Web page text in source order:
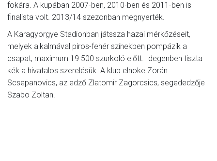
fokára. A kupában 2007-ben, 2010-ben és 2011-ben is
finalista volt. 2013/14 szezonban megnyerték.
A Karagyorgye Stadionban játssza hazai mérkőzéseit,
melyek alkalmával piros-fehér színekben pompázik a
csapat, maximum 19 500 szurkoló előtt. Idegenben tiszta
kék a hivatalos szerelésük. A klub elnoke Zorán
Scsepanovics, az edző Zlatomir Zagorcsics, segededzője
Szabo Zoltan.